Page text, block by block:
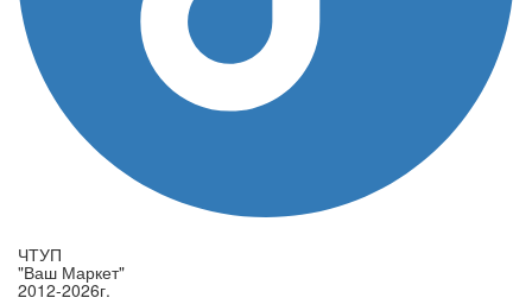
ЧТУП
"Ваш Маркет"
2012-2026г.